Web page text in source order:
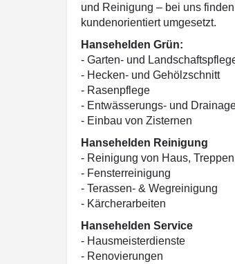
und Reinigung – bei uns
kundenorientiert umgesetzt.
Hansehelden Grün:
- Garten- und
- Hecken- und Gehölzschnitt
- Rasenpflege
- Entwässerungs- und
- Einbau von Zisternen
Hansehelden Reinigung
- Reinigung von Haus,
- Fensterreinigung
- Terassen- & Wegreinigung
- Kärcherarbeiten
Hansehelden Service
- Hausmeisterdienste
- Renovierungen